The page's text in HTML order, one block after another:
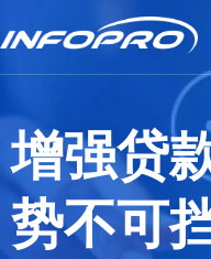
增强贷
势不可